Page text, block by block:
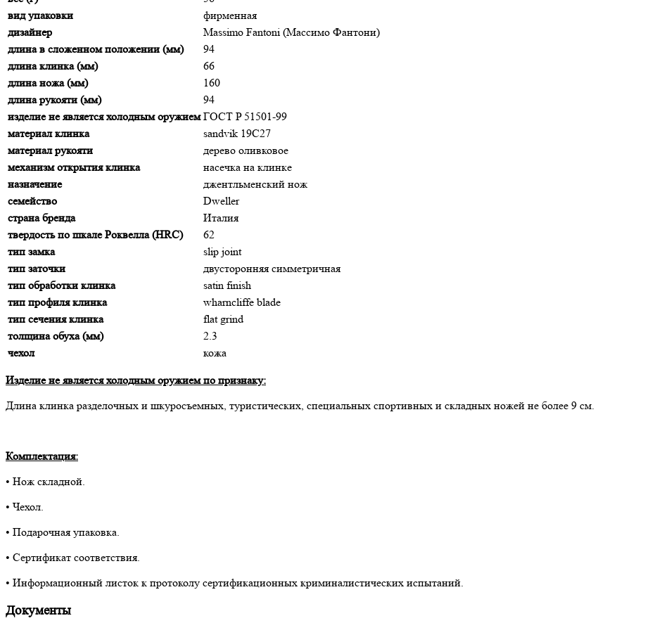
вид упаковки
фирменная
дизайнер
Massimo Fantoni (Массимо Фантони)
длина в сложенном положении (мм)
94
длина клинка (мм)
66
длина ножа (мм)
160
длина рукояти (мм)
94
изделие не является холодным оружием ГОСТ P 51501-99
материал клинка
sandvik 19C27
материал рукояти
дерево оливковое
механизм открытия клинка
насечка на клинке
назначение
джентльменский нож
семейство
Dweller
страна бренда
Италия
твердость по шкале Роквелла (HRC)
62
тип замка
slip joint
тип заточки
двусторонняя симметричная
тип обработки клинка
satin finish
тип профиля клинка
wharncliffe blade
тип сечения клинка
flat grind
толщина обуха (мм)
2.3
чехол
кожа
Изделие не является холодным оружием по признаку:
Длина клинка разделочных и шкуросъемных, туристических, специальных спортивных и складных ножей не более 9 см.
Комплектация:
• Нож складной.
• Чехол.
• Подарочная упаковка.
• Сертификат соответствия.
• Информационный листок к протоколу сертификационных криминалистических испытаний.
Документы